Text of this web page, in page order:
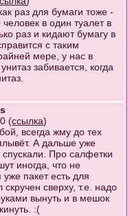
раз для бумаги тоже -
в один туалет в
раз и кидают бумагу в
с таким
мере, у нас в
забивается, когда
(ссылка)
всегда жму до тех
А дальше уже
спускали. Про салфетки
иногда, что не
пакет есть для
сверху, т.е. надо
вынуть и в мешок
:(